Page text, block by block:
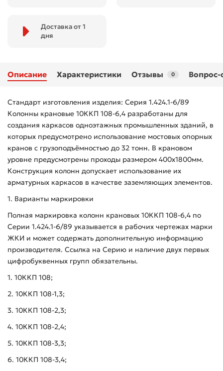
Доставка от 1
дня
Описание Характеристики Отзывы 0 Вопрос-
Стандарт изготовления изделия: Серия 1.424.1-6/89
Колонны крановые 10ККП 108-6,4 разработаны для
создания каркасов одноэтажных промышленных зданий, в
которых предусмотрено использование мостовых опорных
кранов с грузоподъёмностью до 32 тонн. В крановом
уровне предусмотрены проходы размером 400х1800мм.
Конструкция колонн допускает использование их
арматурных каркасов в качестве заземляющих элементов.
1. Варианты маркировки
Полная маркировка колонн крановых 10ККП 108-6,4 по
Серии 1.424.1-6/89 указывается в рабочих чертежах марки
ЖКИ и может содержать дополнительную информацию
производителя. Ссылка на Серию и наличие двух первых
цифробуквенных групп обязательны.
1. 10ККП 108;
2. 10ККП 108-1,3;
3. 10ККП 108-2,3;
4. 10ККП 108-2,4;
5. 10ККП 108-3,3;
6. 10ККП 108-3,4;